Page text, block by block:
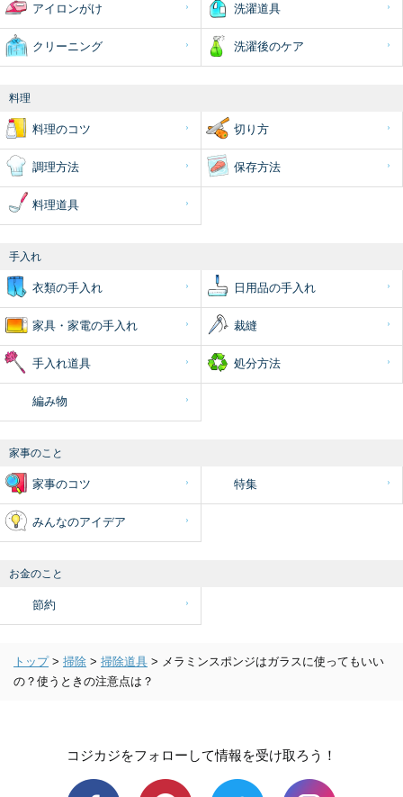
アイロンがけ 洗濯道具
クリーニング 洗濯後のケア
料理
料理のコツ 切り方
調理方法 保存方法
料理道具
手入れ
衣類の手入れ 日用品の手入れ
家具・家電の手入れ 裁縫
手入れ道具 処分方法
編み物
家事のこと
家事のコツ 特集
みんなのアイデア
お金のこと
節約
トップ > 掃除 > 掃除道具 > メラミンスポンジはガラスに使ってもいい
の？使うときの注意点は？
コジカジをフォローして情報を受け取ろう！